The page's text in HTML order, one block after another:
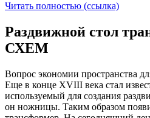
Читать полностью (ссылка)
Раздвижной стол
СХЕМ
Вопрос экономии пространства
Еще в конце ХVIII века стал
используемый для создания
он ножницы. Таким образом